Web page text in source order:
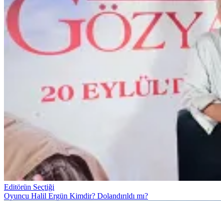
Editörün Seçtiği
Oyuncu Halil Ergün Kimdir? Dolandırıldı mı?